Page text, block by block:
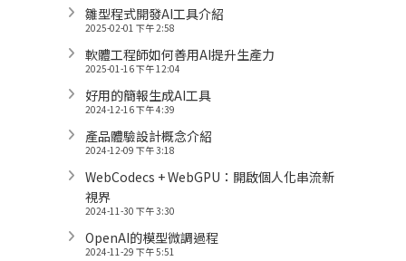
雛型程式開發AI工具介紹
2025-02-01 下午 2:58
軟體工程師如何善用AI提升生產力
2025-01-16 下午 12:04
好用的簡報生成AI工具
2024-12-16 下午 4:39
產品體驗設計概念介紹
2024-12-09 下午 3:18
WebCodecs + WebGPU：開啟個人化串流新
視界
2024-11-30 下午 3:30
OpenAI的模型微調過程
2024-11-29 下午 5:51